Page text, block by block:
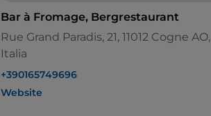
Bar à Fromage, Bergrestaurant
Rue Grand Paradis, 21, 11012 Cogne AO,
Italia
+390165749696
Website